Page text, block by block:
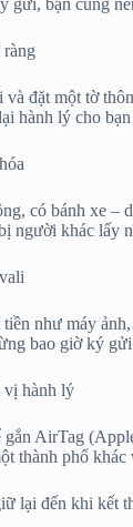
ràng
đặt một tờ
hành lý cho
có bánh xe –
người khác lấy
như máy
bao giờ ký
vị hành lý
AirTag
thành phố
lại đến khi kết